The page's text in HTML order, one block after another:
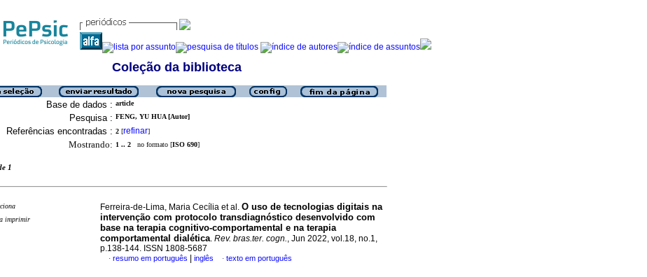
Coleção da biblioteca
Base de dados : article
Pesquisa : FENG, YU HUA [Autor]
Referências encontradas : 2 [refinar]
Mostrando: 1 .. 2 no formato [ISO 690]
1
imprimir
Ferreira-de-Lima, Maria Cecília et al. O uso de tecnologias digitais na
intervenção com protocolo transdiagnóstico desenvolvido com
base na terapia cognitivo-comportamental e na terapia
comportamental dialética. Rev. bras.ter. cogn., Jun 2022, vol.18, no.1,
p.138-144. ISSN 1808-5687
· resumo em português inglês · texto em português